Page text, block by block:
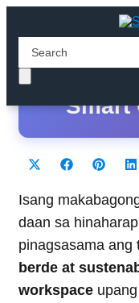
Smart
Share
T
w
i
t
e
)
Share
c
e
b
o
k
Share
n
t
e
e
s
d
Isang
daan sa
pinagsasama ang
berde at
workspace